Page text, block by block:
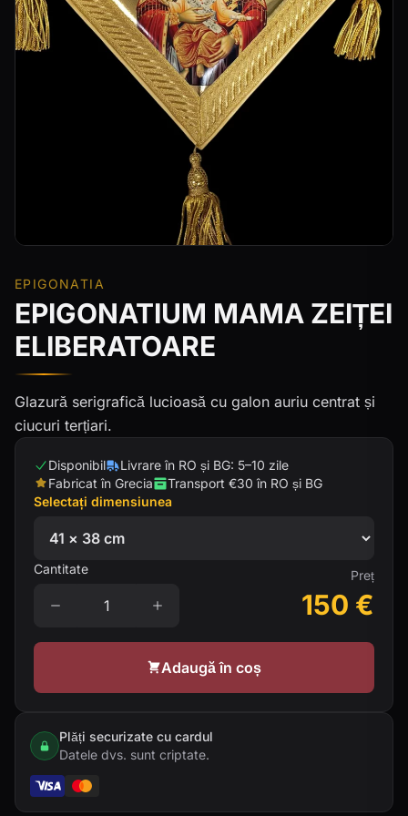
EPIGONATIA
EPIGONATIUM MAMA ZEIȚEI
ELIBERATOARE
Glazură serigrafică lucioasă cu galon auriu centrat și
ciucuri terțiari.
Disponibil
Livrare în RO și BG: 5–10 zile
Fabricat în Grecia
Transport €30 în RO și BG
Selectați dimensiunea
Cantitate Preț
150 €
Adaugă în coș
Plăți securizate cu cardul
Datele dvs. sunt criptate.